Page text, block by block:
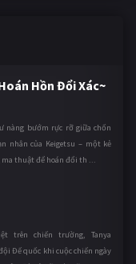
Hồn Đổi Xác~
nàng bướm rực rỡ giữa chốn
nhân của Keigetsu – một kẻ
thuật để hoán đổi th ...
trên chiến trường, Tanya
Đế quốc khi cuộc chiến ngày